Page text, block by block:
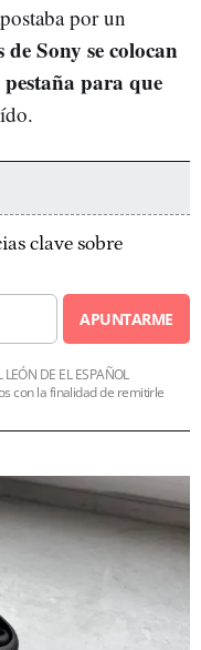
por un
de Sony se colocan
para que
clave sobre
APUNTARME
DE EL ESPAÑOL
con la finalidad de remitirle